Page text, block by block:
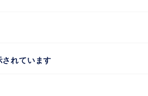
れています